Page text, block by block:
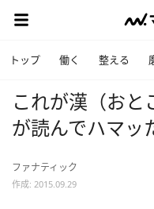
トップ 働く 整える
これが漢（お
が読んでハマッ
ファナティック
作成: 2015.09.29